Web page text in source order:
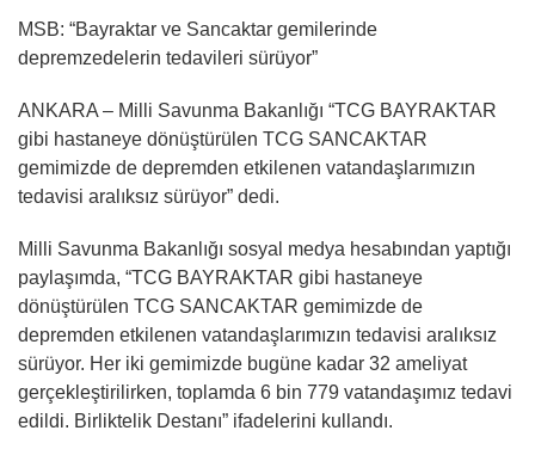
MSB: “Bayraktar ve Sancaktar gemilerinde
depremzedelerin tedavileri sürüyor”
ANKARA – Milli Savunma Bakanlığı “TCG BAYRAKTAR
gibi hastaneye dönüştürülen TCG SANCAKTAR
gemimizde de depremden etkilenen vatandaşlarımızın
tedavisi aralıksız sürüyor” dedi.
Milli Savunma Bakanlığı sosyal medya hesabından yaptığı
paylaşımda, “TCG BAYRAKTAR gibi hastaneye
dönüştürülen TCG SANCAKTAR gemimizde de
depremden etkilenen vatandaşlarımızın tedavisi aralıksız
sürüyor. Her iki gemimizde bugüne kadar 32 ameliyat
gerçekleştirilirken, toplamda 6 bin 779 vatandaşımız tedavi
edildi. Birliktelik Destanı” ifadelerini kullandı.